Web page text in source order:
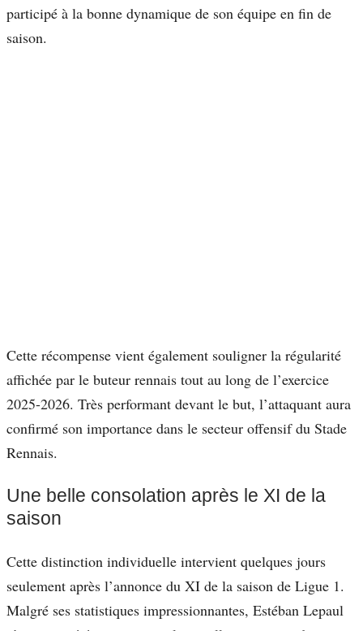
participé à la bonne dynamique de son équipe en fin de
saison.
Cette récompense vient également souligner la régularité
affichée par le buteur rennais tout au long de l’exercice
2025-2026. Très performant devant le but, l’attaquant aura
confirmé son importance dans le secteur offensif du Stade
Rennais.
Une belle consolation après le XI de la
saison
Cette distinction individuelle intervient quelques jours
seulement après l’annonce du XI de la saison de Ligue 1.
Malgré ses statistiques impressionnantes, Estéban Lepaul